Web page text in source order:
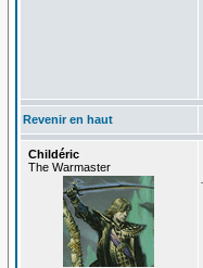
Revenir en haut
Childéric
The Warmaster